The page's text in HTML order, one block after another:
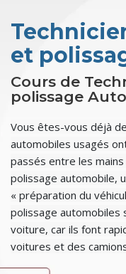
et
Cours de
polissage
Vous êtes-vous déjà
automobiles usagés
passés entre les
polissage automobile,
« préparation du
polissage
voiture, car ils font
voitures et des